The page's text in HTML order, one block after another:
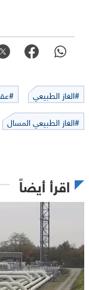
#الغاز الطبيعي
#الغاز الطبيعي المسال
اقرأ أيضاً